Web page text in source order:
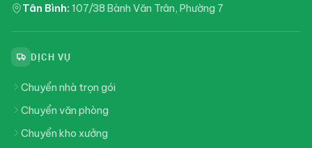
Tân Bình: 107/38 Bành Văn Trân, Phường 7
DỊCH VỤ
Chuyển nhà trọn gói
Chuyển văn phòng
Chuyển kho xưởng